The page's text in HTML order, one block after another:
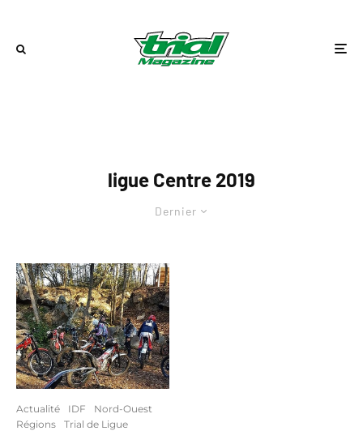
ligue Centre 2019
Dernier
Actualité IDF
Nord-Ouest
Régions
Trial de Ligue